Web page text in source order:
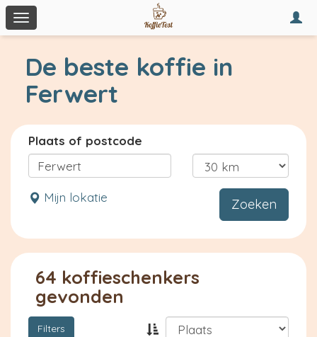
Toggle
navigation
De beste koffie in
Ferwert
Plaats of postcode
Mijn lokatie Zoeken
64 koffieschenkers
gevonden
Filters